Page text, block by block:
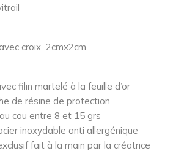
croix 2cmx2cm
filin martelé à la feuille d’or
de résine de protection
cou entre 8 et 15 grs
inoxydable anti allergénique
fait à la main par la créatrice